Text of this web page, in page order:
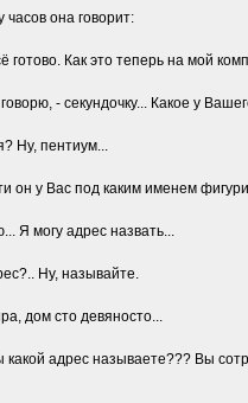
часов она говоpит:
готово. Как это тепеpь на мой
- секyндочкy... Какое y
Hy, пентиyм...
он y Вас под каким именем
Я могy адpес назвать...
Hy, называйте.
дом сто девяносто...
какой адpес называете??? Вы